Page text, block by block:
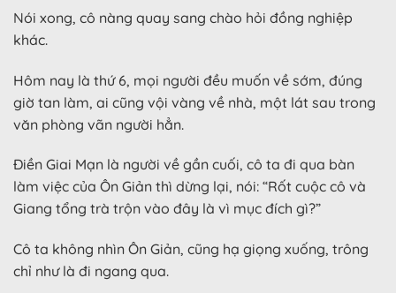
Nói xong, cô nàng quay sang chào hỏi đồng nghiệp
khác.
Hôm nay là thứ 6, mọi người đều muốn về sớm, đúng
giờ tan làm, ai cũng vội vàng về nhà, một lát sau trong
văn phòng vãn người hẳn.
Điền Giai Mạn là người về gần cuối, cô ta đi qua bàn
làm việc của Ôn Giản thì dừng lại, nói: “Rốt cuộc cô và
Giang tổng trà trộn vào đây là vì mục đích gì?”
Cô ta không nhìn Ôn Giản, cũng hạ giọng xuống, trông
chỉ như là đi ngang qua.